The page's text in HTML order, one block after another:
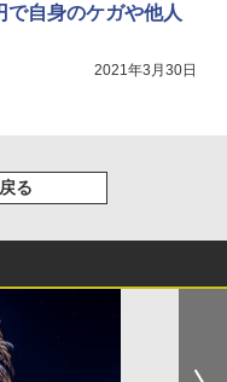
自身のケガや他人
2021年3月30日
る